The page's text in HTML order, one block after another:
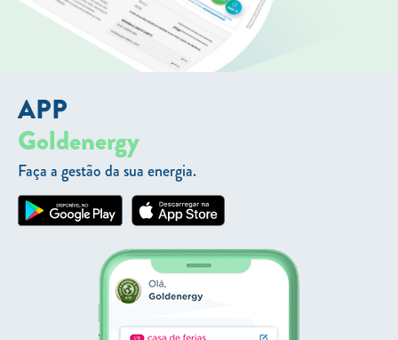
APP
Goldenergy
Faça a gestão da sua energia.